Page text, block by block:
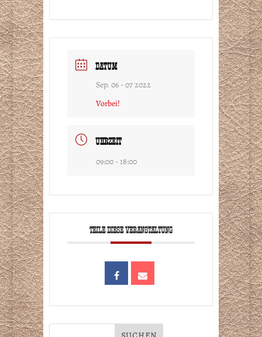
DATUM
Sep. 06 - 07 2022
Vorbei!
UHRZEIT
09:00 - 18:00
TEILE DIESE VERANSTALTUNG